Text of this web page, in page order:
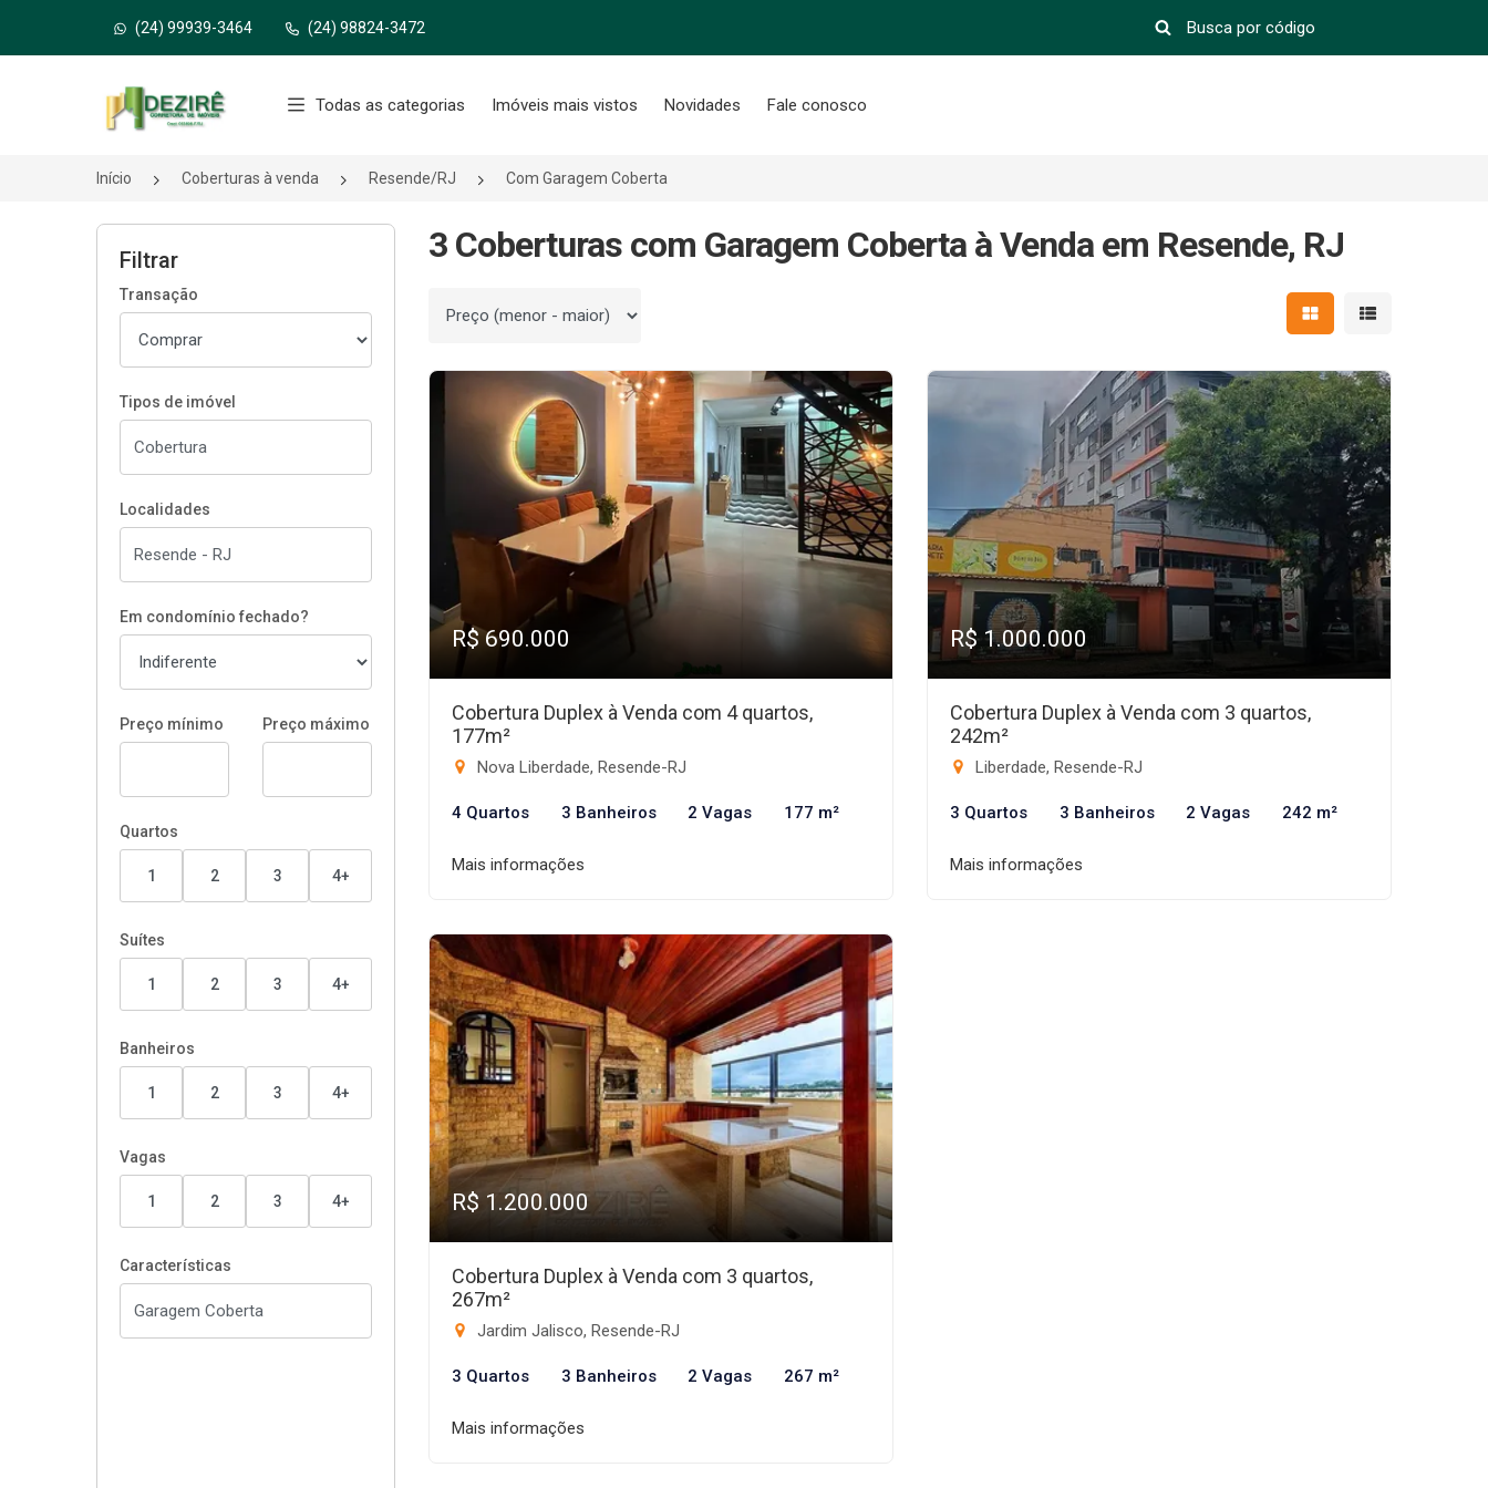
(24) 99939-3464 (24) 98824-3472
Página inicial
Todas as categorias Imóveis mais vistos Novidades Fale conosco
Início Coberturas à venda Resende/RJ Com Garagem Coberta
Filtrar
Transação
Tipos de imóvel
Localidades
Em condomínio fechado?
Preço mínimo Preço máximo
Quartos
1 2 3 4+
Suítes
1 2 3 4+
Banheiros
1 2 3 4+
Vagas
1 2 3 4+
Características
3 Coberturas com Garagem Coberta à Venda em Resende, RJ
Ordenar por Mostrar resultados em
Mostrar
R$ 690.000
Cobertura Duplex à Venda com 4 quartos,
177m²
Nova Liberdade, Resende-RJ
4 Quartos 3 Banheiros 2 Vagas 177 m²
Mais informações
R$ 1.000.000
Cobertura Duplex à Venda com 3 quartos,
242m²
Liberdade, Resende-RJ
3 Quartos 3 Banheiros 2 Vagas 242 m²
Mais informações
R$ 1.200.000
Cobertura Duplex à Venda com 3 quartos,
267m²
Jardim Jalisco, Resende-RJ
3 Quartos 3 Banheiros 2 Vagas 267 m²
Mais informações